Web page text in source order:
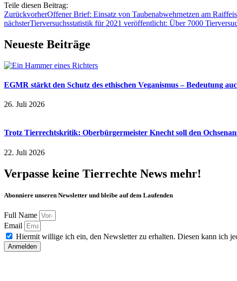
Teile diesen Beitrag:
ZurückvorherOffener Brief: Einsatz von Taubenabwehrnetzen am
nächsterTierversuchsstatistik für 2021 veröffentlicht: Über 7000
Neueste Beiträge
EGMR stärkt den Schutz des ethischen Veganismus – Bedeutung
26. Juli 2026
Trotz Tierrechtskritik: Oberbürgermeister Knecht soll den
22. Juli 2026
Verpasse keine Tierrechte News mehr!
Abonniere unseren Newsletter und bleibe auf dem Laufenden
Full Name
Email
Hiermit willige ich ein, den Newsletter zu erhalten. Diesen kann ich
Anmelden